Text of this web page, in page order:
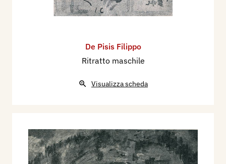
De Pisis Filippo
Ritratto maschile
Visualizza scheda